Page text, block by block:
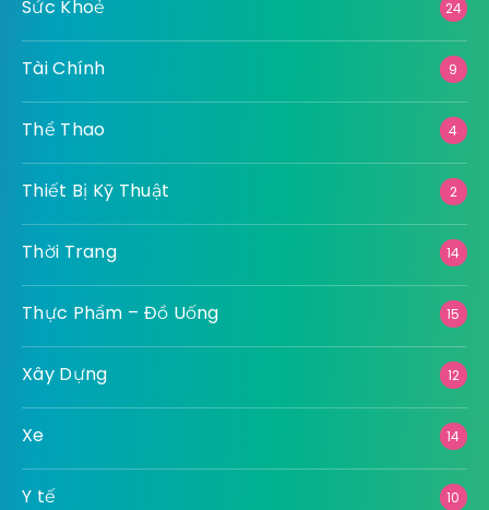
Sức Khoẻ 24
Tài Chính 9
Thể Thao 4
Thiết Bị Kỹ Thuật 2
Thời Trang 14
Thực Phẩm – Đồ Uống 15
Xây Dựng 12
Xe 14
Y tế 10